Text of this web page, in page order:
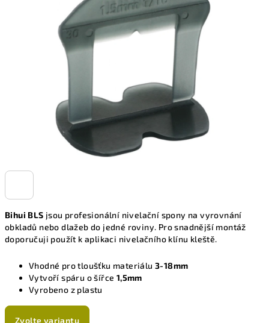
Bihui BLS jsou profesionální nivelační spony na vyrovnání
obkladů nebo dlažeb do jedné roviny. Pro snadnější montáž
doporučuji použít k aplikaci nivelačního klínu kleště.
Vhodné pro tloušťku materiálu 3-18mm
Vytvoří spáru o šířce 1,5mm
Vyrobeno z plastu
Zvolte variantu